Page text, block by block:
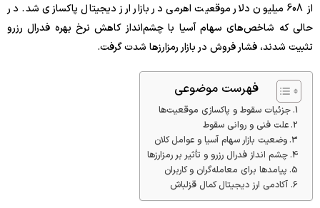
از 608 میلیون دلار موقعیت اهرمی در بازار ارز دیجیتال پاکسازی شد. در
حالی که شاخص‌های سهام آسیا با چشم‌انداز کاهش نرخ بهره فدرال رزرو
تثبیت شدند، فشار فروش در بازار رمزارزها شدت گرفت.
فهرست موضوعی
جزئیات سقوط و پاکسازی موقعیت‌ها
علت فنی و روانی سقوط
وضعیت بازار سهام آسیا و عوامل کلان
چشم انداز فدرال رزرو و تأثیر بر رمزارزها
پیامدها برای معامله‌گران و کاربران
آکادمی ارز دیجیتال کمال قزلباش